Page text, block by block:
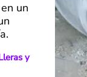
un
y